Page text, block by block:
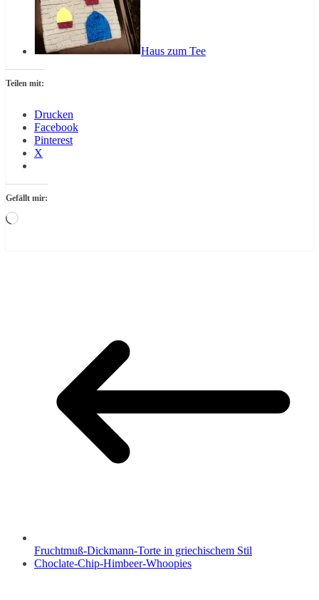
Haus zum Tee
Teilen mit:
Drucken
Facebook
Pinterest
X
Gefällt mir:
Wird
Fruchtmuß-Dickmann-Torte in griechischem Stil
Choclate-Chip-Himbeer-Whoopies